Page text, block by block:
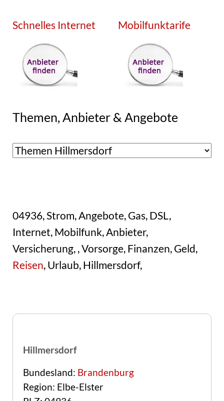
Schnelles Internet Mobilfunktarife
Themen, Anbieter & Angebote
04936, Strom, Angebote, Gas, DSL,
Internet, Mobilfunk, Anbieter,
Versicherung, , Vorsorge, Finanzen, Geld,
Reisen, Urlaub, Hillmersdorf,
Hillmersdorf
Bundesland: Brandenburg
Region: Elbe-Elster